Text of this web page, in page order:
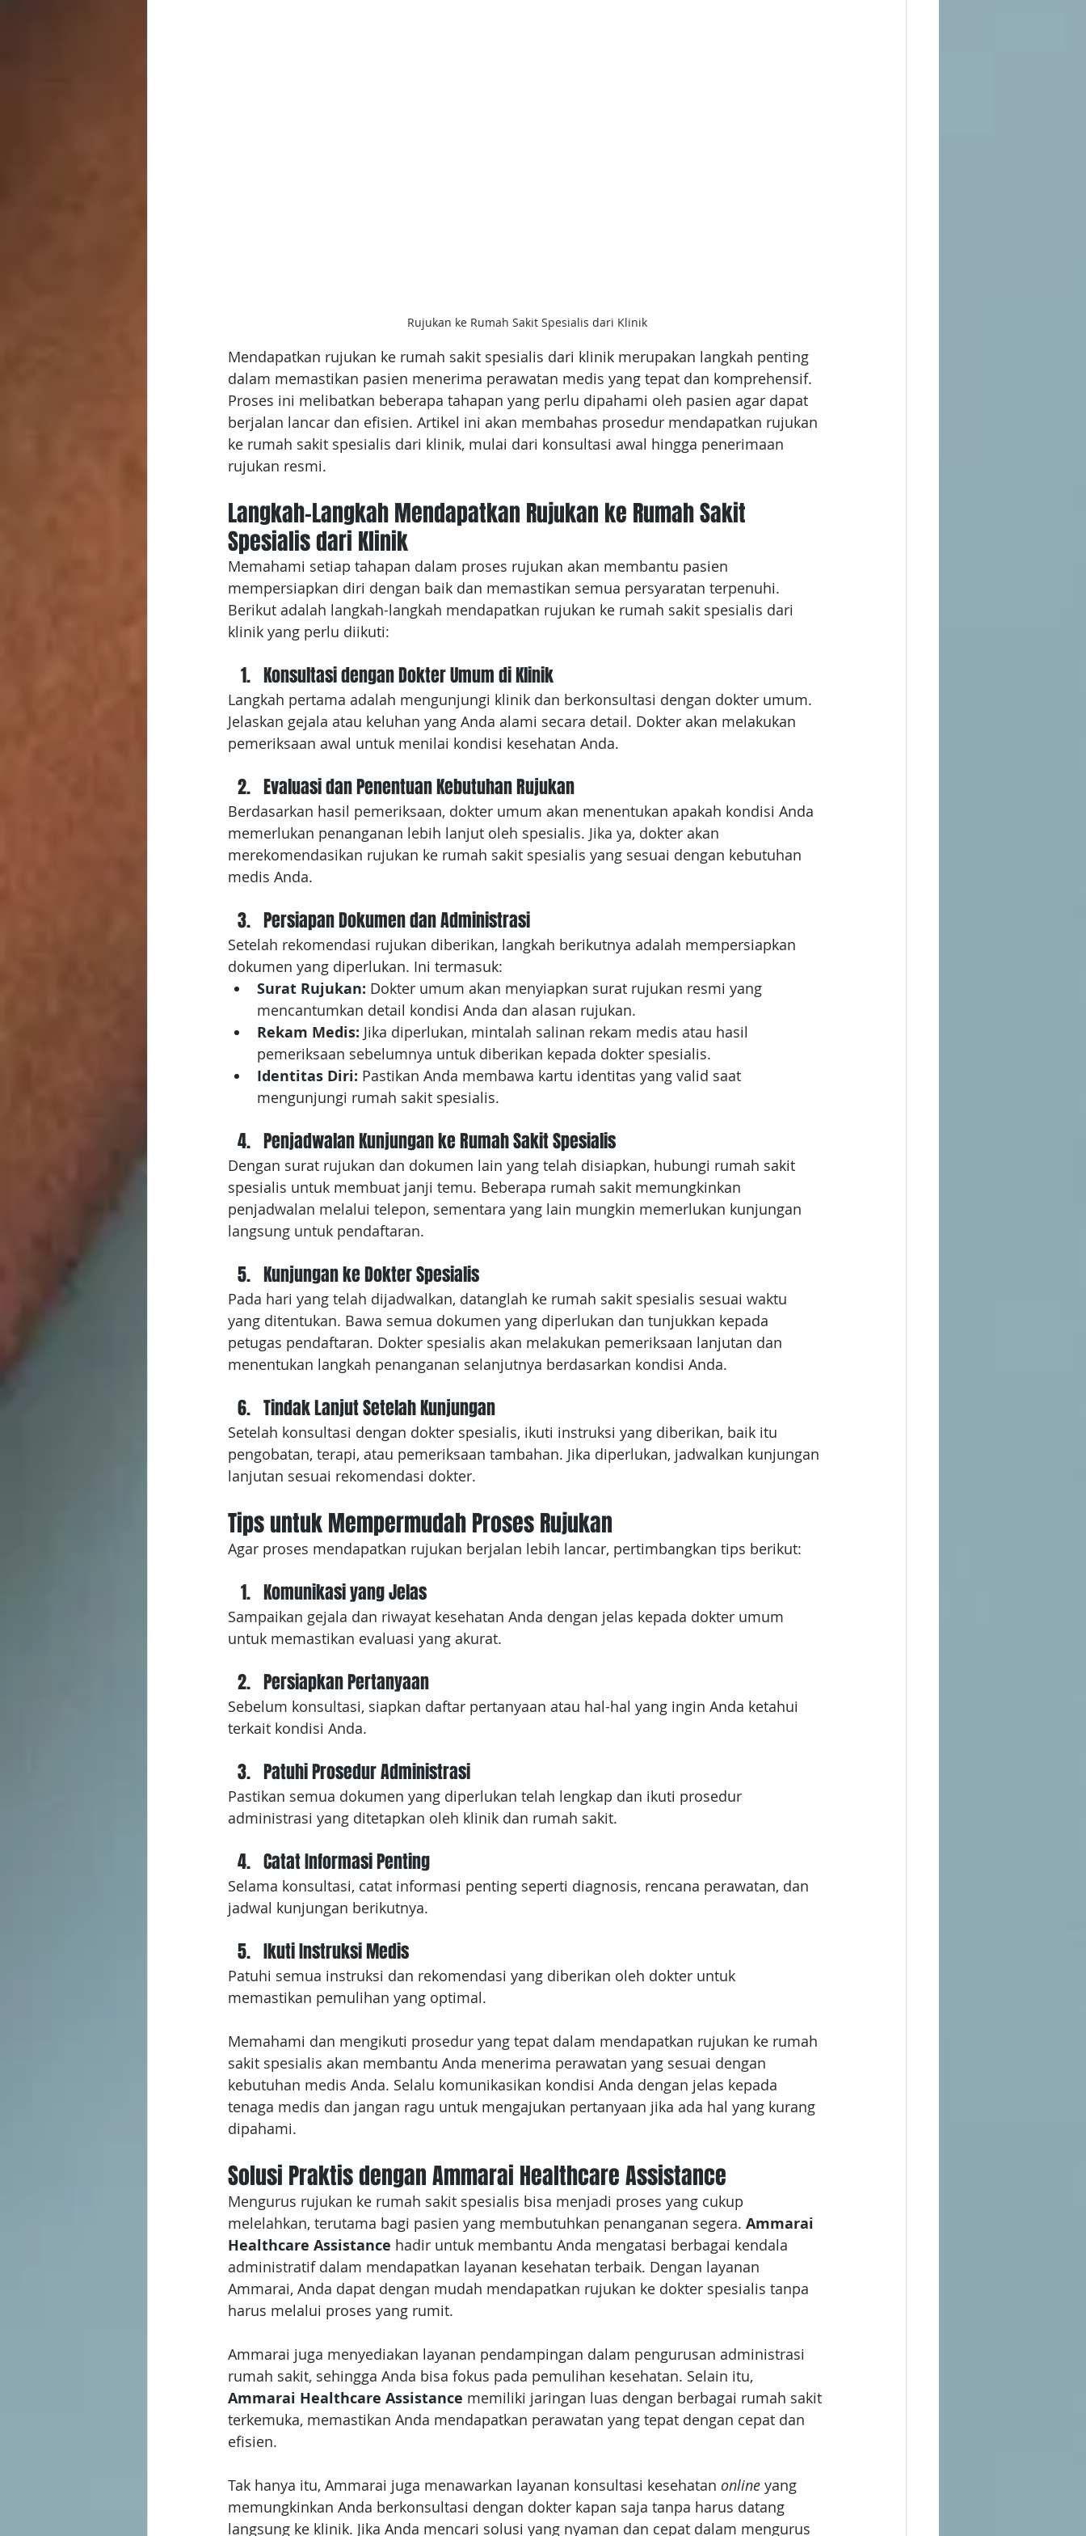
Rujukan ke Rumah Sakit Spesialis dari Klinik
Mendapatkan rujukan ke rumah sakit spesialis dari klinik merupakan langkah penting
dalam memastikan pasien menerima perawatan medis yang tepat dan komprehensif.
Proses ini melibatkan beberapa tahapan yang perlu dipahami oleh pasien agar dapat
berjalan lancar dan efisien. Artikel ini akan membahas prosedur mendapatkan rujukan
ke rumah sakit spesialis dari klinik, mulai dari konsultasi awal hingga penerimaan
rujukan resmi.
Langkah-Langkah Mendapatkan Rujukan ke Rumah Sakit
Spesialis dari Klinik
Memahami setiap tahapan dalam proses rujukan akan membantu pasien
mempersiapkan diri dengan baik dan memastikan semua persyaratan terpenuhi.
Berikut adalah langkah-langkah mendapatkan rujukan ke rumah sakit spesialis dari
klinik yang perlu diikuti:
Konsultasi dengan Dokter Umum di Klinik
Langkah pertama adalah mengunjungi klinik dan berkonsultasi dengan dokter umum.
Jelaskan gejala atau keluhan yang Anda alami secara detail. Dokter akan melakukan
pemeriksaan awal untuk menilai kondisi kesehatan Anda.
Evaluasi dan Penentuan Kebutuhan Rujukan
Berdasarkan hasil pemeriksaan, dokter umum akan menentukan apakah kondisi Anda
memerlukan penanganan lebih lanjut oleh spesialis. Jika ya, dokter akan
merekomendasikan rujukan ke rumah sakit spesialis yang sesuai dengan kebutuhan
medis Anda.
Persiapan Dokumen dan Administrasi
Setelah rekomendasi rujukan diberikan, langkah berikutnya adalah mempersiapkan
dokumen yang diperlukan. Ini termasuk:
Surat Rujukan: Dokter umum akan menyiapkan surat rujukan resmi yang
mencantumkan detail kondisi Anda dan alasan rujukan.
Rekam Medis: Jika diperlukan, mintalah salinan rekam medis atau hasil
pemeriksaan sebelumnya untuk diberikan kepada dokter spesialis.
Identitas Diri: Pastikan Anda membawa kartu identitas yang valid saat
mengunjungi rumah sakit spesialis.
Penjadwalan Kunjungan ke Rumah Sakit Spesialis
Dengan surat rujukan dan dokumen lain yang telah disiapkan, hubungi rumah sakit
spesialis untuk membuat janji temu. Beberapa rumah sakit memungkinkan
penjadwalan melalui telepon, sementara yang lain mungkin memerlukan kunjungan
langsung untuk pendaftaran.
Kunjungan ke Dokter Spesialis
Pada hari yang telah dijadwalkan, datanglah ke rumah sakit spesialis sesuai waktu
yang ditentukan. Bawa semua dokumen yang diperlukan dan tunjukkan kepada
petugas pendaftaran. Dokter spesialis akan melakukan pemeriksaan lanjutan dan
menentukan langkah penanganan selanjutnya berdasarkan kondisi Anda.
Tindak Lanjut Setelah Kunjungan
Setelah konsultasi dengan dokter spesialis, ikuti instruksi yang diberikan, baik itu
pengobatan, terapi, atau pemeriksaan tambahan. Jika diperlukan, jadwalkan kunjungan
lanjutan sesuai rekomendasi dokter.
Tips untuk Mempermudah Proses Rujukan
Agar proses mendapatkan rujukan berjalan lebih lancar, pertimbangkan tips berikut:
Komunikasi yang Jelas
Sampaikan gejala dan riwayat kesehatan Anda dengan jelas kepada dokter umum
untuk memastikan evaluasi yang akurat.
Persiapkan Pertanyaan
Sebelum konsultasi, siapkan daftar pertanyaan atau hal-hal yang ingin Anda ketahui
terkait kondisi Anda.
Patuhi Prosedur Administrasi
Pastikan semua dokumen yang diperlukan telah lengkap dan ikuti prosedur
administrasi yang ditetapkan oleh klinik dan rumah sakit.
Catat Informasi Penting
Selama konsultasi, catat informasi penting seperti diagnosis, rencana perawatan, dan
jadwal kunjungan berikutnya.
Ikuti Instruksi Medis
Patuhi semua instruksi dan rekomendasi yang diberikan oleh dokter untuk
memastikan pemulihan yang optimal.
Memahami dan mengikuti prosedur yang tepat dalam mendapatkan rujukan ke rumah
sakit spesialis akan membantu Anda menerima perawatan yang sesuai dengan
kebutuhan medis Anda. Selalu komunikasikan kondisi Anda dengan jelas kepada
tenaga medis dan jangan ragu untuk mengajukan pertanyaan jika ada hal yang kurang
dipahami.
Solusi Praktis dengan Ammarai Healthcare Assistance
Mengurus rujukan ke rumah sakit spesialis bisa menjadi proses yang cukup
melelahkan, terutama bagi pasien yang membutuhkan penanganan segera. Ammarai
Healthcare Assistance hadir untuk membantu Anda mengatasi berbagai kendala
administratif dalam mendapatkan layanan kesehatan terbaik. Dengan layanan
Ammarai, Anda dapat dengan mudah mendapatkan rujukan ke dokter spesialis tanpa
harus melalui proses yang rumit.
Ammarai juga menyediakan layanan pendampingan dalam pengurusan administrasi
rumah sakit, sehingga Anda bisa fokus pada pemulihan kesehatan. Selain itu,
Ammarai Healthcare Assistance memiliki jaringan luas dengan berbagai rumah sakit
terkemuka, memastikan Anda mendapatkan perawatan yang tepat dengan cepat dan
efisien.
Tak hanya itu, Ammarai juga menawarkan layanan konsultasi kesehatan online yang
memungkinkan Anda berkonsultasi dengan dokter kapan saja tanpa harus datang
langsung ke klinik. Jika Anda mencari solusi yang nyaman dan cepat dalam mengurus